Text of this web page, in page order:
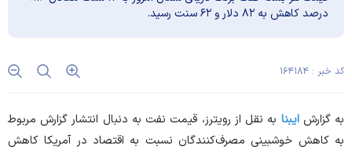
درصد کاهش به ۸۲ دلار و ۶۲ سنت رسید.
کد خبر : ۱۶۴۱۸۴
به گزارشایبنا به نقل از رویترز، قیمت نفت به دنبال انتشار گزارش مربوط
به کاهش خوشبینی مصرف‌کنندگان نسبت به اقتصاد در آمریکا کاهش